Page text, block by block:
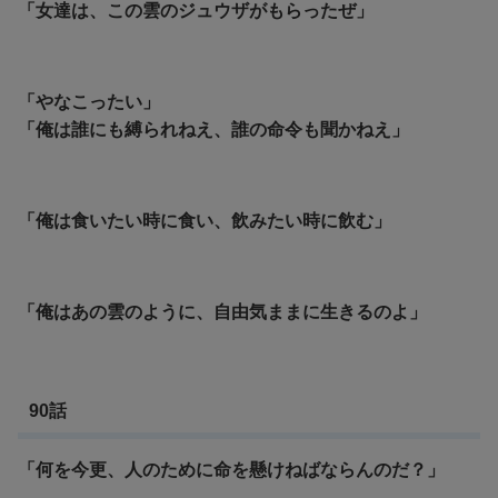
「女達は、この雲のジュウザがもらったぜ」
「やなこったい」
「俺は誰にも縛られねえ、誰の命令も聞かねえ」
「俺は食いたい時に食い、飲みたい時に飲む」
「俺はあの雲のように、自由気ままに生きるのよ」
90話
「何を今更、人のために命を懸けねばならんのだ？」